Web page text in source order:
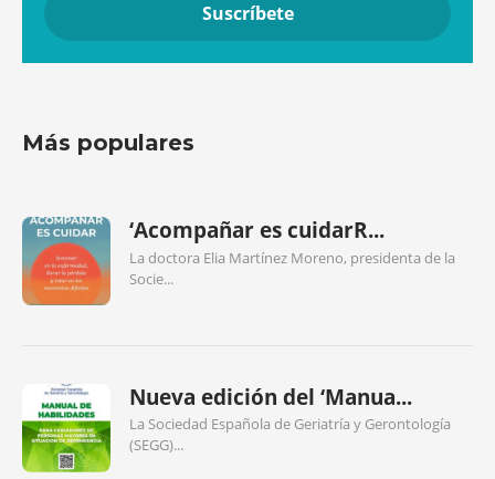
Más populares
‘Acompañar es cuidarR...
La doctora Elia Martínez Moreno, presidenta de la
Socie...
Nueva edición del ‘Manua...
La Sociedad Española de Geriatría y Gerontología
(SEGG)...